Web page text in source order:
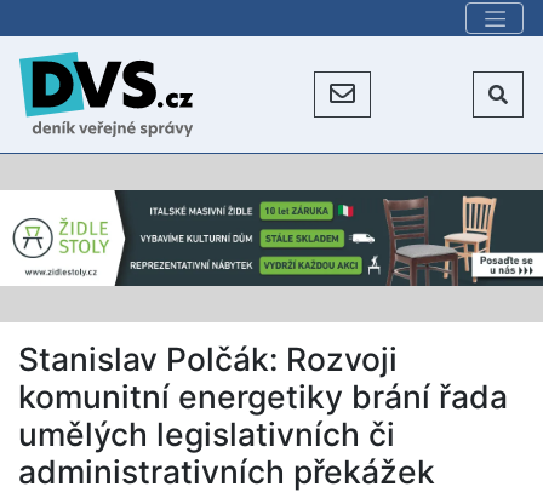
Stanislav Polčák: Rozvoji
komunitní energetiky brání řada
umělých legislativních či
administrativních překážek